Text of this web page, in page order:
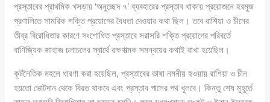
প্রস্তাবের প্রাথমিক খসড়ায় ‘অনুচ্ছেদ ৭’ ব্যবহারের প্রস্তাব থাকায় প্রয়োজনে হরমুজ
প্রণালিতে সামরিক শক্তি প্রয়োগের বৈধতা দেওয়ার কথা ছিল। তবে রাশিয়া ও চীনের
তীব্র বিরোধিতার কারণে সংশোধিত প্রস্তাবে সরাসরি শক্তি প্রয়োগের পরিবর্তে
বাণিজ্যিক জাহাজ চলাচলের স্বার্থে রক্ষণাত্মক সমন্বয়ের কথাই রাখা হয়েছিল।
কূটনৈতিক মহলে ধারণা করা হয়েছিল, প্রস্তাবের ভাষা নমনীয় হওয়ায় রাশিয়া ও চীন
হয়তো ভোটদান থেকে বিরত থাকবে এবং প্রস্তাব পাসের পথ খুলবে। কিন্তু শেষ মুহূর্তে